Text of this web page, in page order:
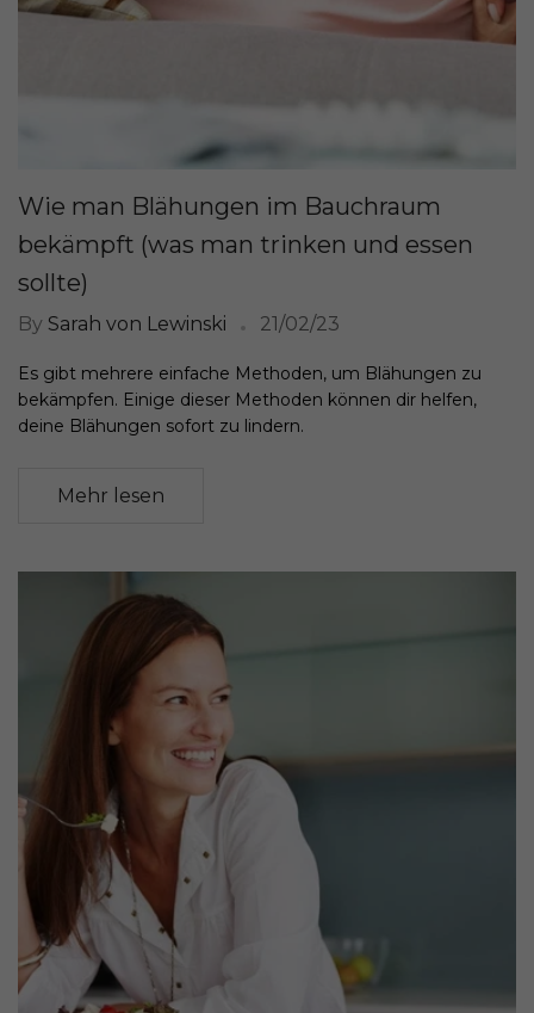
Wie man Blähungen im Bauchraum
bekämpft (was man trinken und essen
sollte)
By Sarah von Lewinski 21/02/23
Es gibt mehrere einfache Methoden, um Blähungen zu
bekämpfen. Einige dieser Methoden können dir helfen,
deine Blähungen sofort zu lindern.
Mehr lesen